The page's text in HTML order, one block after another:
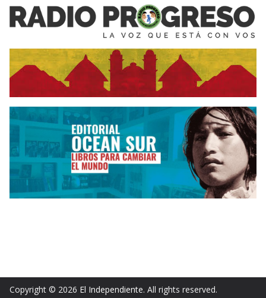
Copyright © 2026 El Independiente. All rights reserved.